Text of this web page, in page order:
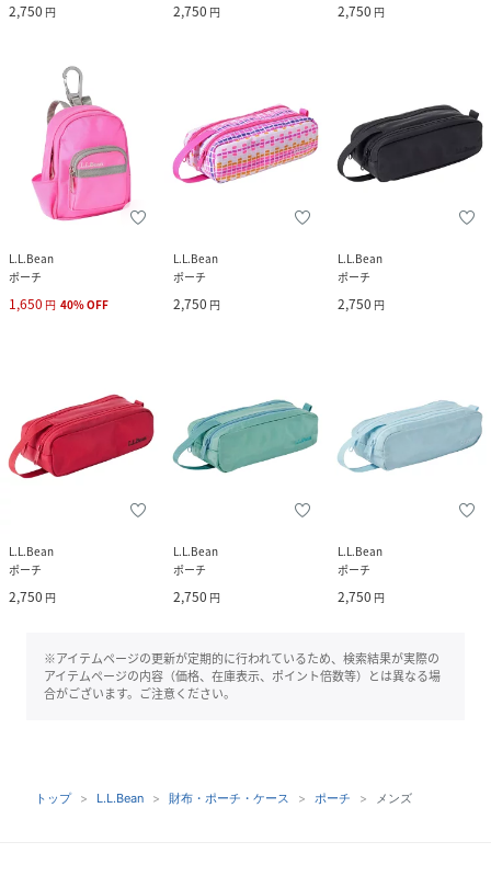
2,750 円 2,750 円 2,750 円
L.L.Bean
ポーチ
1,650 円 40%OFF
L.L.Bean
ポーチ
2,750 円
L.L.Bean
ポーチ
2,750 円
L.L.Bean
ポーチ
2,750 円
L.L.Bean
ポーチ
2,750 円
L.L.Bean
ポーチ
2,750 円
※アイテムページの更新が定期的に行われているため、検索結果が実際の
アイテムページの内容（価格、在庫表示、ポイント倍数等）とは異なる場
合がございます。ご注意ください。
トップ L.L.Bean 財布・ポーチ・ケース ポーチ メンズ